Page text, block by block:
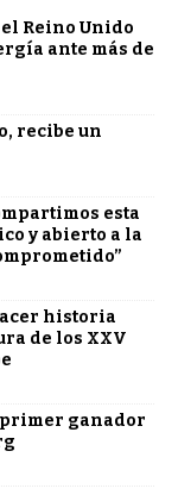
Reino Unido
ante más de
recibe un
esta
y abierto a la
historia
de los XXV
ganador